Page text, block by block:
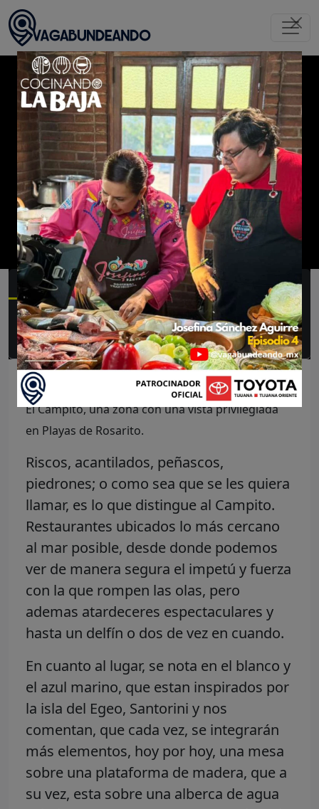
Inicio Rosarito Restaurantes El Faro
Restaurantes
Rosarito
Resumen Menú Experiencia
Videos
Prensa
Opiniones
Preguntas frecuentes
El Faro es uno de los restaurantes más nuevos en
El Campito, una zona con una vista privilegiada
en Playas de Rosarito.
Riscos, acantilados, peñascos,
piedrones; o como sea que se les quiera
llamar, es lo que distingue al Campito.
Restaurantes ubicados lo más cercano
al mar posible, desde donde podemos
ver de manera segura el impetú y fuerza
con la que rompen las olas, pero
ademas atardeceres espectaculares y
hasta un delfín o dos de vez en cuando.
En cuanto al lugar, se nota en el blanco y
el azul marino, que estan inspirados por
la isla del Egeo, Santorini y nos
comentan, que cada vez, se integrarán
más elementos, hoy por hoy, una mesa
sobre una plataforma de madera, que a
su vez, esta sobre una alberca de agua